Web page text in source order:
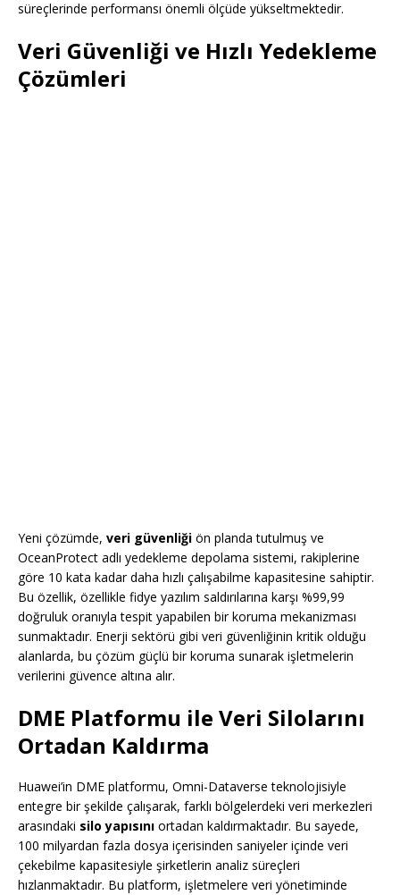
süreçlerinde performansı önemli ölçüde yükseltmektedir.
Veri Güvenliği ve Hızlı Yedekleme
Çözümleri
Yeni çözümde, veri güvenliği ön planda tutulmuş ve
OceanProtect adlı yedekleme depolama sistemi, rakiplerine
göre 10 kata kadar daha hızlı çalışabilme kapasitesine sahiptir.
Bu özellik, özellikle fidye yazılım saldırılarına karşı %99,99
doğruluk oranıyla tespit yapabilen bir koruma mekanizması
sunmaktadır. Enerji sektörü gibi veri güvenliğinin kritik olduğu
alanlarda, bu çözüm güçlü bir koruma sunarak işletmelerin
verilerini güvence altına alır.
DME Platformu ile Veri Silolarını
Ortadan Kaldırma
Huawei’in DME platformu, Omni-Dataverse teknolojisiyle
entegre bir şekilde çalışarak, farklı bölgelerdeki veri merkezleri
arasındaki silo yapısını ortadan kaldırmaktadır. Bu sayede,
100 milyardan fazla dosya içerisinden saniyeler içinde veri
çekebilme kapasitesiyle şirketlerin analiz süreçleri
hızlanmaktadır. Bu platform, işletmelere veri yönetiminde